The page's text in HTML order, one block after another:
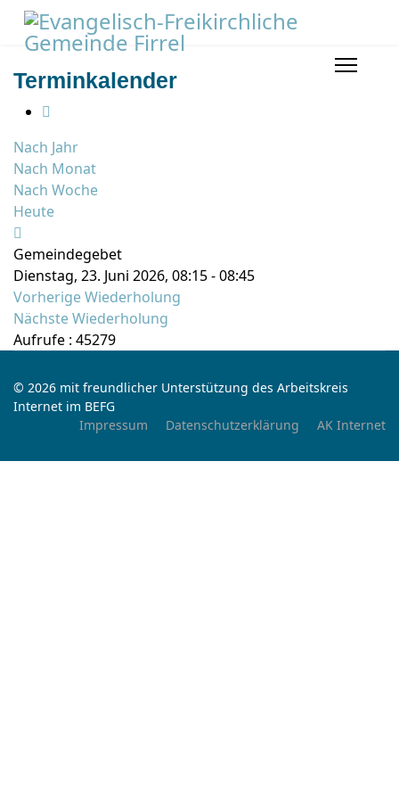
Terminkalender
Nach Jahr
Nach Monat
Nach Woche
Heute
Gemeindegebet
Dienstag, 23. Juni 2026, 08:15 - 08:45
Vorherige Wiederholung
Nächste Wiederholung
Aufrufe : 45279
© 2026 mit freundlicher Unterstützung des Arbeitskreis
Internet im BEFG
Impressum
Datenschutzerklärung AK Internet